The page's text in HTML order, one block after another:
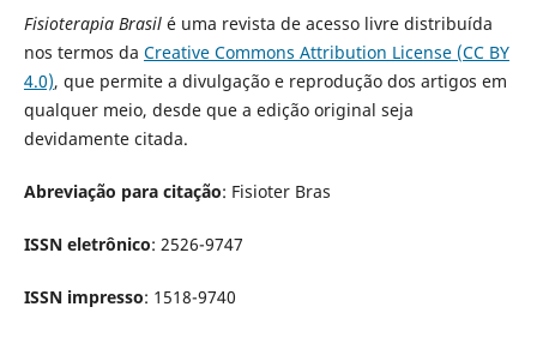
Fisioterapia Brasilé uma revista de acesso livre distribuída
nos termos da Creative Commons Attribution License (CC BY
4.0), que permite a divulgação e reprodução dos artigos em
qualquer meio, desde que a edição original seja
devidamente citada.
Abreviação para citação: Fisioter Bras
ISSN eletrônico: 2526-9747
ISSN impresso: 1518-9740